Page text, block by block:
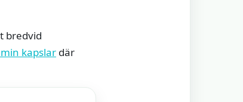
bredvid
kapslar där